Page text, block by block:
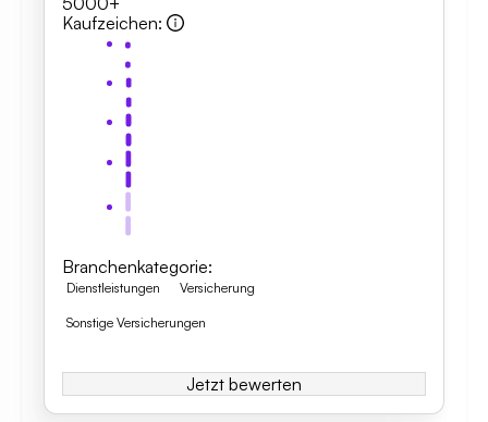
Kaufzeichen:
Branchenkategorie:
Dienstleistungen Versicherung
Sonstige Versicherungen
Jetzt bewerten